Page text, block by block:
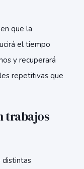
que la
el tiempo
y recuperará
repetitivas que
trabajos
distintas